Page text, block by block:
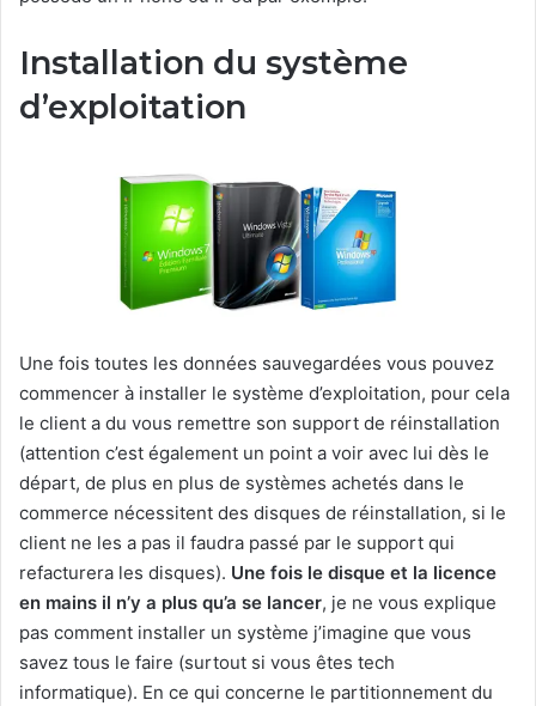
Installation du système
d’exploitation
Une fois toutes les données sauvegardées vous pouvez
commencer à installer le système d’exploitation, pour cela
le client a du vous remettre son support de réinstallation
(attention c’est également un point a voir avec lui dès le
départ, de plus en plus de systèmes achetés dans le
commerce nécessitent des disques de réinstallation, si le
client ne les a pas il faudra passé par le support qui
refacturera les disques). Une fois le disque et la licence
en mains il n’y a plus qu’a se lancer, je ne vous explique
pas comment installer un système j’imagine que vous
savez tous le faire (surtout si vous êtes tech
informatique). En ce qui concerne le partitionnement du